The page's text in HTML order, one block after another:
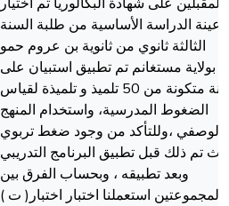
عينة الدراسة الأساسية من طلبة السنة
الثالثة ثانوي من ثانوية بن عروم حمو
بولاية مستغانم تم تطبيق استبيان على
عينة متكونة من 50 تلميذ و تلميذة لقياس
الضغوط المدرسية، واستخدام المنهج
الوصفي ،وللتأكد من وجود ضغط تربوي
تم ذلك قبل تطبيق البرنامج التدريبي
وبعد تطبيقه ، وبحساب الفرق بين
المجموعتين استعملنا اختبار اختبار( ت )